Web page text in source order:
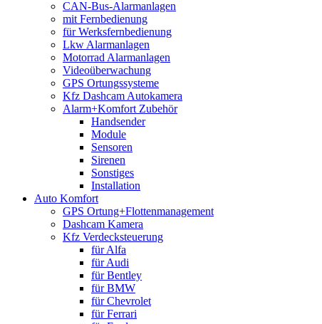
CAN-Bus-Alarmanlagen
mit Fernbedienung
für Werksfernbedienung
Lkw Alarmanlagen
Motorrad Alarmanlagen
Videoüberwachung
GPS Ortungssysteme
Kfz Dashcam Autokamera
Alarm+Komfort Zubehör
Handsender
Module
Sensoren
Sirenen
Sonstiges
Installation
Auto Komfort
GPS Ortung+Flottenmanagement
Dashcam Kamera
Kfz Verdecksteuerung
für Alfa
für Audi
für Bentley
für BMW
für Chevrolet
für Ferrari